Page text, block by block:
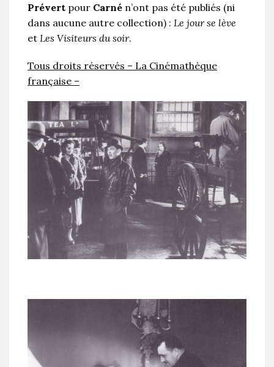
Prévert pour Carné n’ont pas été publiés (ni
dans aucune autre collection) : Le jour se lève
et Les Visiteurs du soir.
Tous droits réservés – La Cinémathèque
française –